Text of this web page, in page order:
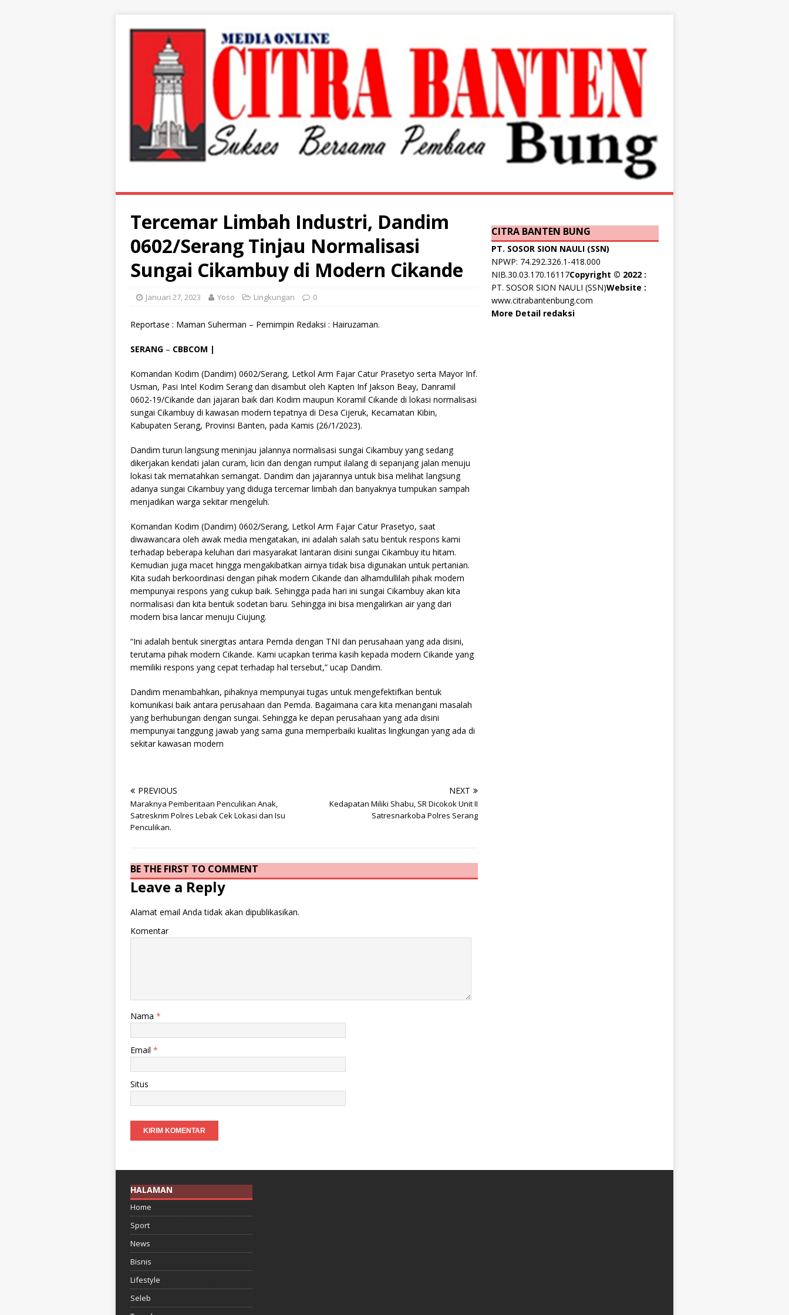
Tercemar Limbah Industri, Dandim
0602/Serang Tinjau Normalisasi
Sungai Cikambuy di Modern Cikande
Januari 27, 2023 Yoso Lingkungan 0
Reportase : Maman Suherman – Pemimpin Redaksi : Hairuzaman.
SERANG – CBBCOM |
Komandan Kodim (Dandim) 0602/Serang, Letkol Arm Fajar Catur Prasetyo serta Mayor Inf.
Usman, Pasi Intel Kodim Serang dan disambut oleh Kapten Inf Jakson Beay, Danramil
0602-19/Cikande dan jajaran baik dari Kodim maupun Koramil Cikande di lokasi normalisasi
sungai Cikambuy di kawasan modern tepatnya di Desa Cijeruk, Kecamatan Kibin,
Kabupaten Serang, Provinsi Banten, pada Kamis (26/1/2023).
Dandim turun langsung meninjau jalannya normalisasi sungai Cikambuy yang sedang
dikerjakan kendati jalan curam, licin dan dengan rumput ilalang di sepanjang jalan menuju
lokasi tak mematahkan semangat. Dandim dan jajarannya untuk bisa melihat langsung
adanya sungai Cikambuy yang diduga tercemar limbah dan banyaknya tumpukan sampah
menjadikan warga sekitar mengeluh.
Komandan Kodim (Dandim) 0602/Serang, Letkol Arm Fajar Catur Prasetyo, saat
diwawancara oleh awak media mengatakan, ini adalah salah satu bentuk respons kami
terhadap beberapa keluhan dari masyarakat lantaran disini sungai Cikambuy itu hitam.
Kemudian juga macet hingga mengakibatkan airnya tidak bisa digunakan untuk pertanian.
Kita sudah berkoordinasi dengan pihak modern Cikande dan alhamdullilah pihak modern
mempunyai respons yang cukup baik. Sehingga pada hari ini sungai Cikambuy akan kita
normalisasi dan kita bentuk sodetan baru. Sehingga ini bisa mengalirkan air yang dari
modern bisa lancar menuju Ciujung.
“Ini adalah bentuk sinergitas antara Pemda dengan TNI dan perusahaan yang ada disini,
terutama pihak modern Cikande. Kami ucapkan terima kasih kepada modern Cikande yang
memiliki respons yang cepat terhadap hal tersebut,” ucap Dandim.
Dandim menambahkan, pihaknya mempunyai tugas untuk mengefektifkan bentuk
komunikasi baik antara perusahaan dan Pemda. Bagaimana cara kita menangani masalah
yang berhubungan dengan sungai. Sehingga ke depan perusahaan yang ada disini
mempunyai tanggung jawab yang sama guna memperbaiki kualitas lingkungan yang ada di
sekitar kawasan modern
PREVIOUS
Maraknya Pemberitaan Penculikan Anak,
Satreskrim Polres Lebak Cek Lokasi dan Isu
Penculikan.
NEXT
Kedapatan Miliki Shabu, SR Dicokok Unit II
Satresnarkoba Polres Serang
BE THE FIRST TO COMMENT
Leave a Reply
Alamat email Anda tidak akan dipublikasikan.
Komentar
Nama *
Email *
Situs
CITRA BANTEN BUNG
PT. SOSOR SION NAULI (SSN)
NPWP: 74.292.326.1-418.000
NIB.30.03.170.16117Copyright © 2022 :
PT. SOSOR SION NAULI (SSN)Website :
www.citrabantenbung.com
More Detail redaksi
HALAMAN
Home
Sport
News
Bisnis
Lifestyle
Seleb